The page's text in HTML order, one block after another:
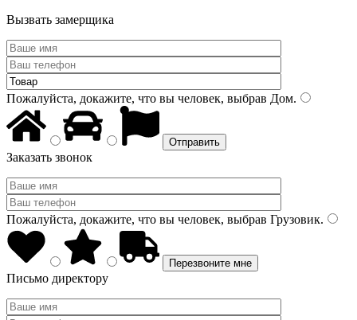
Вызвать замерщика
Пожалуйста, докажите, что вы человек, выбрав Дом.
Заказать звонок
Пожалуйста, докажите, что вы человек, выбрав Грузовик.
Письмо директору